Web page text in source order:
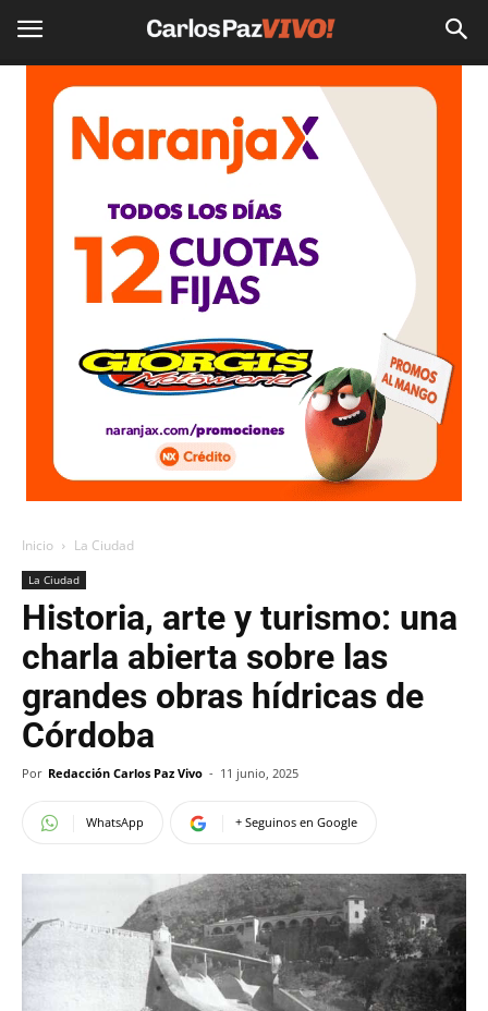
Inicio La Ciudad
La Ciudad
Historia, arte y turismo: una
charla abierta sobre las
grandes obras hídricas de
Córdoba
Por Redacción Carlos Paz Vivo - 11 junio, 2025
WhatsApp + Seguinos en Google